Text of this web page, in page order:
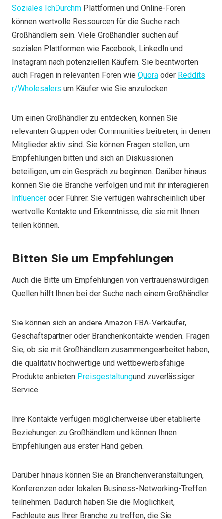
Soziales IchDurchm Plattformen und Online-Foren
können wertvolle Ressourcen für die Suche nach
Großhändlern sein. Viele Großhändler suchen auf
sozialen Plattformen wie Facebook, LinkedIn und
Instagram nach potenziellen Käufern. Sie beantworten
auch Fragen in relevanten Foren wie Quora oder Reddits
r/Wholesalers um Käufer wie Sie anzulocken.
Um einen Großhändler zu entdecken, können Sie
relevanten Gruppen oder Communities beitreten, in denen
Mitglieder aktiv sind. Sie können Fragen stellen, um
Empfehlungen bitten und sich an Diskussionen
beteiligen, um ein Gespräch zu beginnen. Darüber hinaus
können Sie die Branche verfolgen und mit ihr interagieren
Influencer oder Führer. Sie verfügen wahrscheinlich über
wertvolle Kontakte und Erkenntnisse, die sie mit Ihnen
teilen können.
Bitten Sie um Empfehlungen
Auch die Bitte um Empfehlungen von vertrauenswürdigen
Quellen hilft Ihnen bei der Suche nach einem Großhändler.
Sie können sich an andere Amazon FBA-Verkäufer,
Geschäftspartner oder Branchenkontakte wenden. Fragen
Sie, ob sie mit Großhändlern zusammengearbeitet haben,
die qualitativ hochwertige und wettbewerbsfähige
Produkte anbieten Preisgestaltungund zuverlässiger
Service.
Ihre Kontakte verfügen möglicherweise über etablierte
Beziehungen zu Großhändlern und können Ihnen
Empfehlungen aus erster Hand geben.
Darüber hinaus können Sie an Branchenveranstaltungen,
Konferenzen oder lokalen Business-Networking-Treffen
teilnehmen. Dadurch haben Sie die Möglichkeit,
Fachleute aus Ihrer Branche zu treffen, die Sie